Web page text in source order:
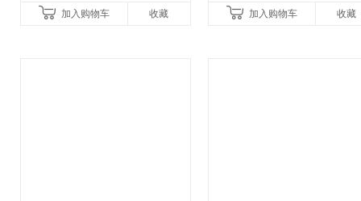
加入购物车 收藏 加入购物车 收藏